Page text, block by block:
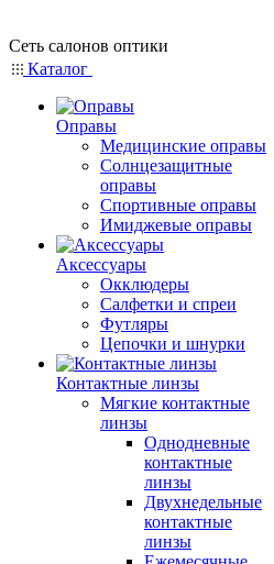
Сеть салонов оптики
Каталог
Оправы
Медицинские оправы
Солнцезащитные
оправы
Спортивные оправы
Имиджевые оправы
Аксессуары
Окклюдеры
Салфетки и спреи
Футляры
Цепочки и шнурки
Контактные линзы
Мягкие контактные
линзы
Однодневные
контактные
линзы
Двухнедельные
контактные
линзы